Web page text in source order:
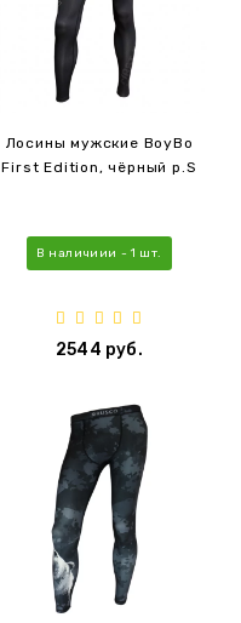
Лосины мужские BoyBo
First Edition, чёрный р.S
В наличиии - 1 шт.
2544 руб.